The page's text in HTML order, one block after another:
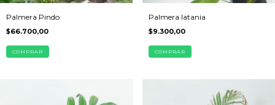
Palmera Pindo
$66.700,00
COMPRAR
Palmera latania
$9.300,00
COMPRAR